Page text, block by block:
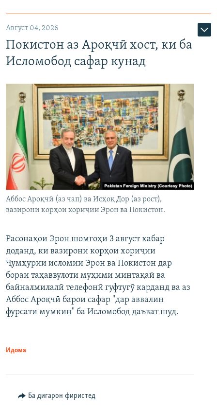
Август 04, 2026
Покистон аз Ароқчӣ хост, ки ба
Исломобод сафар кунад
Аббос Ароқчӣ (аз чап) ва Исҳоқ Дор (аз рост),
вазирони корҳои хориҷии Эрон ва Покистон.
Расонаҳои Эрон шомгоҳи 3 август хабар
доданд, ки вазирони корҳои хориҷии
Ҷумҳурии исломии Эрон ва Покистон дар
бораи таҳаввулоти муҳими минтақаӣ ва
байналмилалӣ телефонӣ гуфтугӯ карданд ва аз
Аббос Ароқчӣ барои сафар "дар аввалин
фурсати мумкин" ба Исломобод даъват шуд.
Идома
Ба дигарон фиристед